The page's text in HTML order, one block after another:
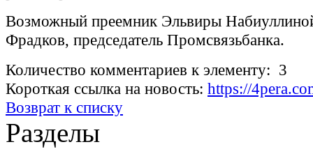
Возможный преемник Эльвиры
Фрадков, председатель Промсвязьбанка.
Количество комментариев к элементу: 3
Короткая ссылка на новость: https://
Возврат к списку
Разделы